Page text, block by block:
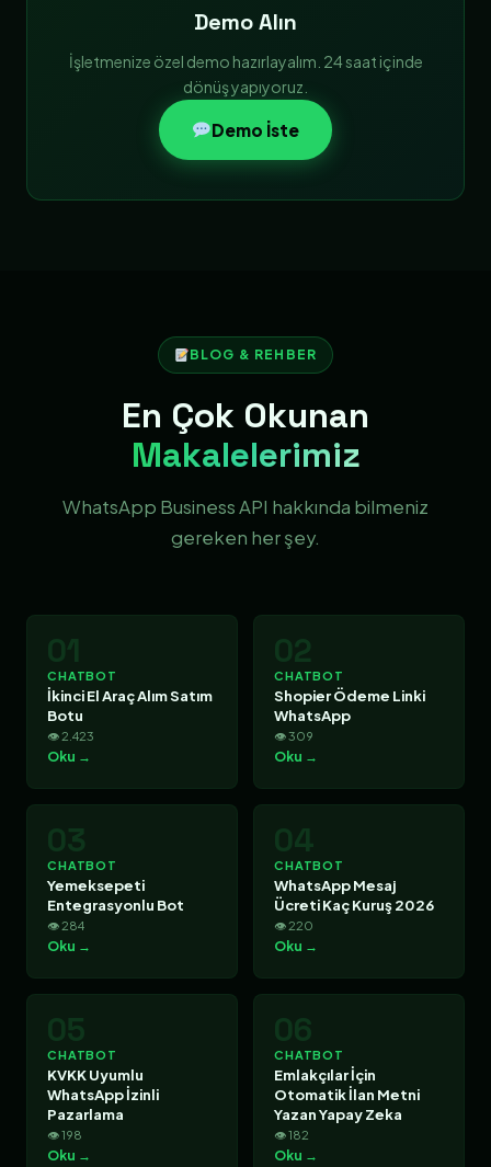
Demo Alın
İşletmenize özel demo hazırlayalım. 24 saat içinde
dönüş yapıyoruz.
Demo İste
BLOG & REHBER
En Çok Okunan
Makalelerimiz
WhatsApp Business API hakkında bilmeniz
gereken her şey.
01
CHATBOT
İkinci El Araç Alım Satım
Botu
👁 2.423
Oku →
02
CHATBOT
Shopier Ödeme Linki
WhatsApp
👁 309
Oku →
03
CHATBOT
Yemeksepeti
Entegrasyonlu Bot
👁 284
Oku →
04
CHATBOT
WhatsApp Mesaj
Ücreti Kaç Kuruş 2026
👁 220
Oku →
05
CHATBOT
KVKK Uyumlu
WhatsApp İzinli
Pazarlama
👁 198
Oku →
06
CHATBOT
Emlakçılar İçin
Otomatik İlan Metni
Yazan Yapay Zeka
👁 182
Oku →